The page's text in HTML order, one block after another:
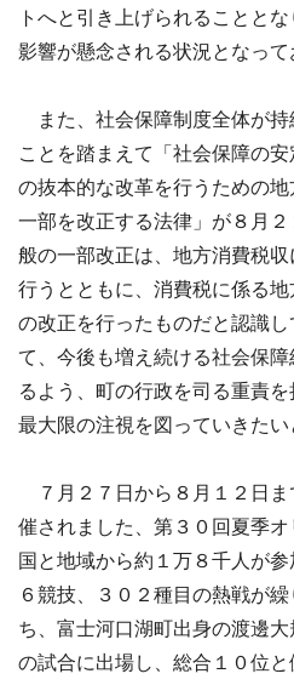
トへと引き上げられることと
影響が懸念される状況となって
また、社会保障制度全体が持
ことを踏まえて「社会保障の
の抜本的な改革を行うための
一部を改正する法律」が８月
般の一部改正は、地方消費税
行うとともに、消費税に係る
の改正を行ったものだと認識
て、今後も増え続ける社会保
るよう、町の行政を司る重責
最大限の注視を図っていきたい
７月２７日から８月１２日ま
催されました、第３０回夏季
国と地域から約１万８千人が
６競技、３０２種目の熱戦が
ち、富士河口湖町出身の渡邊
の試合に出場し、総合１０位と